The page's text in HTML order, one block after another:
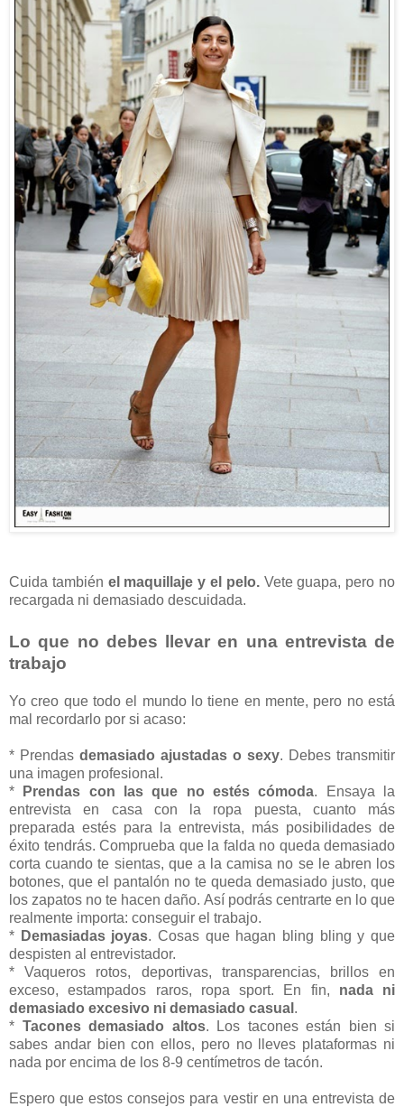
Cuida también el maquillaje y el pelo.Vete guapa, pero no
recargada ni demasiado descuidada.
Lo que no debes llevar en una entrevista de
trabajo
Yo creo que todo el mundo lo tiene en mente, pero no está
mal recordarlo por si acaso:
* Prendas demasiado ajustadas o sexy. Debes transmitir
una imagen profesional.
*
Prendas con las que no estés cómoda. Ensaya la
entrevista en casa con la ropa puesta, cuanto más
preparada estés para la entrevista, más posibilidades de
éxito tendrás. Comprueba que la falda no queda demasiado
corta cuando te sientas, que a la camisa no se le abren los
botones, que el pantalón no te queda demasiado justo, que
los zapatos no te hacen daño. Así podrás centrarte en lo que
realmente importa: conseguir el trabajo.
* Demasiadas joyas. Cosas que hagan bling bling y que
despisten al entrevistador.
* Vaqueros rotos, deportivas, transparencias, brillos en
exceso, estampados raros, ropa sport. En fin, nada ni
demasiado excesivo ni demasiado casual .
* Tacones demasiado altos. Los tacones están bien si
sabes andar bien con ellos, pero no lleves plataformas ni
nada por encima de los 8-9 centímetros de tacón.
Espero que estos consejos para vestir en una entrevista de